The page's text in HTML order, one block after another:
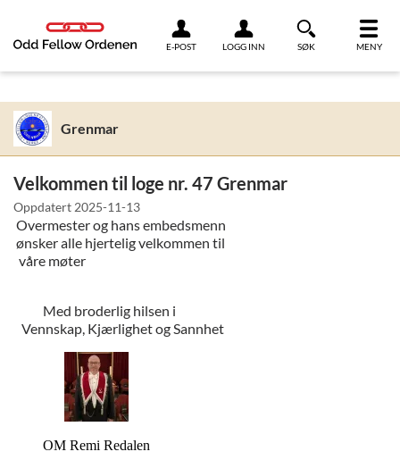
E-POST LOGG INN SØK MENY
Grenmar
Velkommen til loge nr. 47 Grenmar
Oppdatert 2025-11-13
Overmester og hans embedsmenn
ønsker alle hjertelig velkommen til
våre møter
Med broderlig hilsen i
Vennskap, Kjærlighet og Sannhet
OM Remi Redalen